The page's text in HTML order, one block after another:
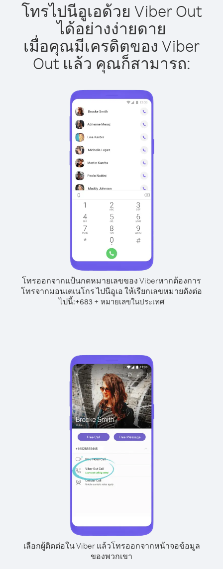
โทรไปนีอูเอด้วย Viber Out
ได้อย่างง่ายดาย
เมื่อคุณมีเครดิตของ Viber
Out แล้ว คุณก็สามารถ:
โทรออกจากแป้นกดหมายเลขของ Viberหากต้องการ
โทรจากมอนเตเนโกร ไปนีอูเอ ให้เรียกเลขหมายดังต่อ
ไปนี้:+683+ หมายเลขในประเทศ
เลือกผู้ติดต่อใน Viber แล้วโทรออกจากหน้าจอข้อมูล
ของพวกเขา